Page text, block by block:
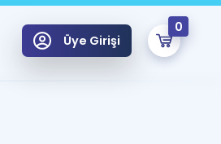
Üye Girişi
0